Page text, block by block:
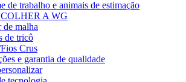
de trabalho e animais de estimação
A WG
malha
de tricô
Crus
e garantia de qualidade